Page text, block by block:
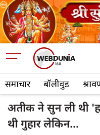
समाचार बॉलीवुड
अतीक ने सुन ली थी
थी गुहार लेकिन...